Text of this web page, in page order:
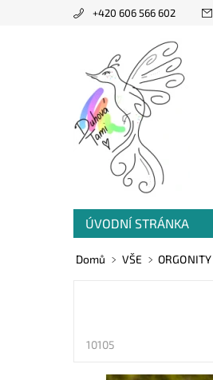
+420 606 566 602
ÚVODNÍ STRÁNKA
PRODANÁ TVORBA
Domů VŠE ORGONITY
10105